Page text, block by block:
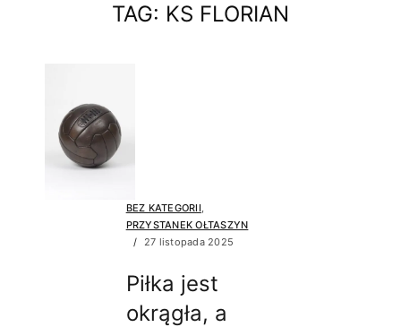
TAG: KS FLORIAN
BEZ KATEGORII,
PRZYSTANEK OŁTASZYN
27 listopada 2025
Piłka jest
okrągła, a